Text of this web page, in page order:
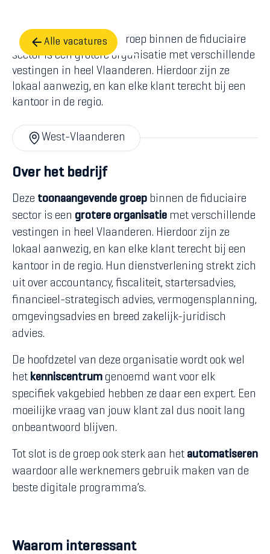
Alle vacatures
Deze toonaangevende groep binnen de fiduciaire
sector is een grotere organisatie met verschillende
vestingen in heel Vlaanderen. Hierdoor zijn ze
lokaal aanwezig, en kan elke klant terecht bij een
kantoor in de regio.
West-Vlaanderen
Over het bedrijf
Deze toonaangevende groep binnen de fiduciaire
sector is een grotere organisatie met verschillende
vestingen in heel Vlaanderen. Hierdoor zijn ze
lokaal aanwezig, en kan elke klant terecht bij een
kantoor in de regio. Hun dienstverlening strekt zich
uit over accountancy, fiscaliteit, startersadvies,
financieel-strategisch advies, vermogensplanning,
omgevingsadvies en breed zakelijk-juridisch
advies.
De hoofdzetel van deze organisatie wordt ook wel
het kenniscentrum genoemd want voor elk
specifiek vakgebied hebben ze daar een expert. Een
moeilijke vraag van jouw klant zal dus nooit lang
onbeantwoord blijven.
Tot slot is de groep ook sterk aan het automatiseren
waardoor alle werknemers gebruik maken van de
beste digitale programma’s.
Waarom interessant